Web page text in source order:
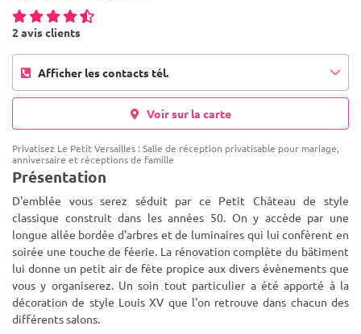
2 avis clients
Afficher les contacts tél.
Voir sur la carte
Privatisez Le Petit Versailles : Salle de réception privatisable pour mariage,
anniversaire et réceptions de famille
Présentation
D'emblée vous serez séduit par ce Petit Château de style
classique construit dans les années 50. On y accède par une
longue allée bordée d'arbres et de luminaires qui lui confèrent en
soirée une touche de féerie. La rénovation complète du bâtiment
lui donne un petit air de fête propice aux divers évènements que
vous y organiserez. Un soin tout particulier a été apporté à la
décoration de style Louis XV que l'on retrouve dans chacun des
différents salons.